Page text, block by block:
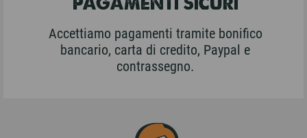
PAGAMENTI SICURI
Accettiamo pagamenti tramite bonifico
bancario, carta di credito, Paypal e
contrassegno.